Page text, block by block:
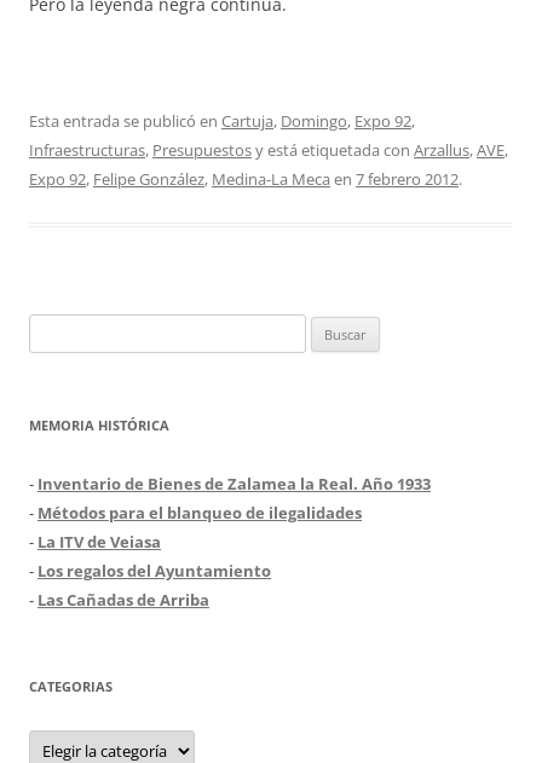
Esta entrada se publicó en Cartuja, Domingo, Expo 92,
Infraestructuras, Presupuestosy está etiquetada con Arzallus,AVE,
Expo 92, Felipe González, Medina-La Meca en 7 febrero 2012.
MEMORIA HISTÓRICA
- Inventario de Bienes de Zalamea la Real. Año 1933
- Métodos para el blanqueo de ilegalidades
- La ITV de Veiasa
- Los regalos del Ayuntamiento
- Las Cañadas de Arriba
CATEGORIAS
Categorias